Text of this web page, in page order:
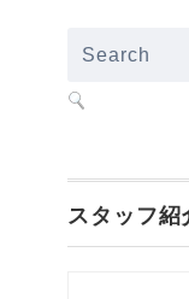
スタッフ紹